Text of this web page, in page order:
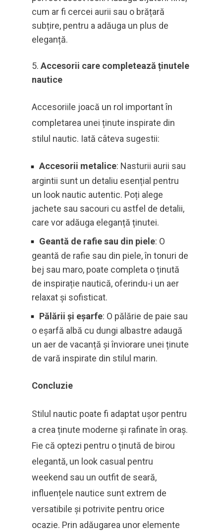
cum ar fi cercei aurii sau o brățară
subțire, pentru a adăuga un plus de
eleganță.
Accesorii care completează ținutele
nautice
Accesoriile joacă un rol important în
completarea unei ținute inspirate din
stilul nautic. Iată câteva sugestii:
Accesorii metalice: Nasturii aurii sau
argintii sunt un detaliu esențial pentru
un look nautic autentic. Poți alege
jachete sau sacouri cu astfel de detalii,
care vor adăuga eleganță ținutei.
Geantă de rafie sau din piele: O
geantă de rafie sau din piele, în tonuri de
bej sau maro, poate completa o ținută
de inspirație nautică, oferindu-i un aer
relaxat și sofisticat.
Pălării și eșarfe: O pălărie de paie sau
o eșarfă albă cu dungi albastre adaugă
un aer de vacanță și înviorare unei ținute
de vară inspirate din stilul marin.
Concluzie
Stilul nautic poate fi adaptat ușor pentru
a crea ținute moderne și rafinate în oraș.
Fie că optezi pentru o ținută de birou
elegantă, un look casual pentru
weekend sau un outfit de seară,
influențele nautice sunt extrem de
versatibile și potrivite pentru orice
ocazie. Prin adăugarea unor elemente